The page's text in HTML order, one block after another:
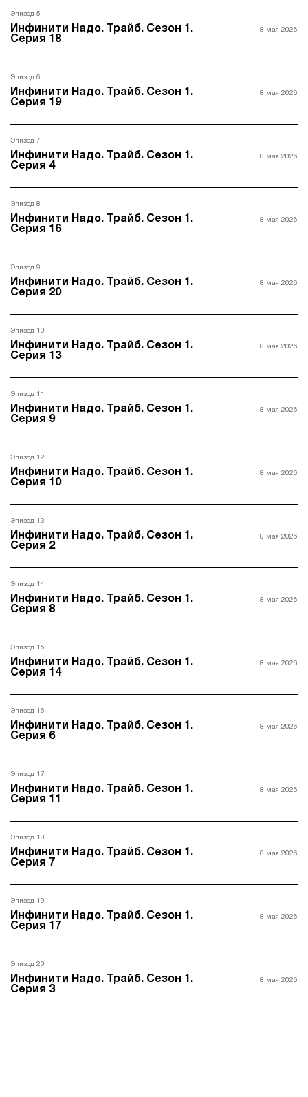
Эпизод 5
Инфинити Надо. Трайб. Сезон 1.
Серия 18
8 мая 2026
Эпизод 6
Инфинити Надо. Трайб. Сезон 1.
Серия 19
8 мая 2026
Эпизод 7
Инфинити Надо. Трайб. Сезон 1.
Серия 4
8 мая 2026
Эпизод 8
Инфинити Надо. Трайб. Сезон 1.
Серия 16
8 мая 2026
Эпизод 9
Инфинити Надо. Трайб. Сезон 1.
Серия 20
8 мая 2026
Эпизод 10
Инфинити Надо. Трайб. Сезон 1.
Серия 13
8 мая 2026
Эпизод 11
Инфинити Надо. Трайб. Сезон 1.
Серия 9
8 мая 2026
Эпизод 12
Инфинити Надо. Трайб. Сезон 1.
Серия 10
8 мая 2026
Эпизод 13
Инфинити Надо. Трайб. Сезон 1.
Серия 2
8 мая 2026
Эпизод 14
Инфинити Надо. Трайб. Сезон 1.
Серия 8
8 мая 2026
Эпизод 15
Инфинити Надо. Трайб. Сезон 1.
Серия 14
8 мая 2026
Эпизод 16
Инфинити Надо. Трайб. Сезон 1.
Серия 6
8 мая 2026
Эпизод 17
Инфинити Надо. Трайб. Сезон 1.
Серия 11
8 мая 2026
Эпизод 18
Инфинити Надо. Трайб. Сезон 1.
Серия 7
8 мая 2026
Эпизод 19
Инфинити Надо. Трайб. Сезон 1.
Серия 17
8 мая 2026
Эпизод 20
Инфинити Надо. Трайб. Сезон 1.
Серия 3
8 мая 2026